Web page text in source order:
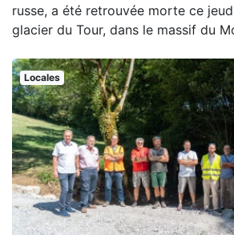
russe, a été retrouvée morte ce
glacier du Tour, dans le massif du
Locales